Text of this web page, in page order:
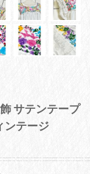
サテンテープ
ンテージ